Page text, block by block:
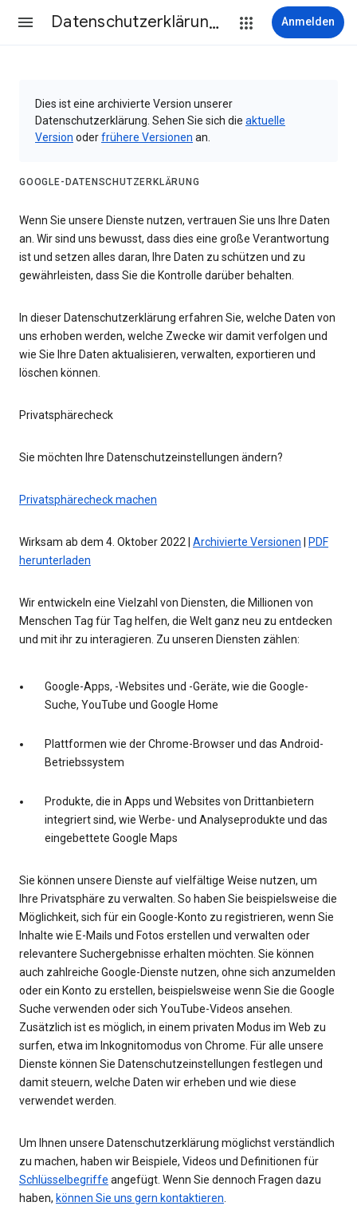
Datenschutzerklärung & Nutzungsbedingungen Anmelden
Dies ist eine archivierte Version unserer
Datenschutzerklärung. Sehen Sie sich die aktuelle
Version oderfrühere Versionen an.
GOOGLE-DATENSCHUTZERKLÄRUNG
Wenn Sie unsere Dienste nutzen, vertrauen Sie uns Ihre Daten
an. Wir sind uns bewusst, dass dies eine große Verantwortung
ist und setzen alles daran, Ihre Daten zu schützen und zu
gewährleisten, dass Sie die Kontrolle darüber behalten.
In dieser Datenschutzerklärung erfahren Sie, welche Daten von
uns erhoben werden, welche Zwecke wir damit verfolgen und
wie Sie Ihre Daten aktualisieren, verwalten, exportieren und
löschen können.
Privatsphärecheck
Sie möchten Ihre Datenschutzeinstellungen ändern?
Privatsphärecheck machen
Wirksam ab dem 4. Oktober 2022 | Archivierte Versionen
PDF
herunterladen
Wir entwickeln eine Vielzahl von Diensten, die Millionen von
Menschen Tag für Tag helfen, die Welt ganz neu zu entdecken
und mit ihr zu interagieren. Zu unseren Diensten zählen:
Google-Apps, -Websites und -Geräte, wie die Google-
Suche, YouTube und Google Home
Plattformen wie der Chrome-Browser und das Android-
Betriebssystem
Produkte, die in Apps und Websites von Drittanbietern
integriert sind, wie Werbe- und Analyseprodukte und das
eingebettete Google Maps
Sie können unsere Dienste auf vielfältige Weise nutzen, um
Ihre Privatsphäre zu verwalten. So haben Sie beispielsweise die
Möglichkeit, sich für ein Google-Konto zu registrieren, wenn Sie
Inhalte wie E-Mails und Fotos erstellen und verwalten oder
relevantere Suchergebnisse erhalten möchten. Sie können
auch zahlreiche Google-Dienste nutzen, ohne sich anzumelden
oder ein Konto zu erstellen, beispielsweise wenn Sie die Google
Suche verwenden oder sich YouTube-Videos ansehen.
Zusätzlich ist es möglich, in einem privaten Modus im Web zu
surfen, etwa im Inkognitomodus von Chrome. Für alle unsere
Dienste können Sie Datenschutzeinstellungen festlegen und
damit steuern, welche Daten wir erheben und wie diese
verwendet werden.
Um Ihnen unsere Datenschutzerklärung möglichst verständlich
zu machen, haben wir Beispiele, Videos und Definitionen für
Schlüsselbegriffe angefügt. Wenn Sie dennoch Fragen dazu
haben, können Sie uns gern kontaktieren.